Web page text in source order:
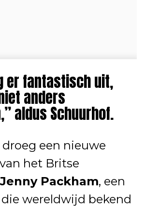
er fantastisch uit,
anders
aldus Schuurhof.
droeg een nieuwe
het Britse
Jenny Packham, een
wereldwijd bekend